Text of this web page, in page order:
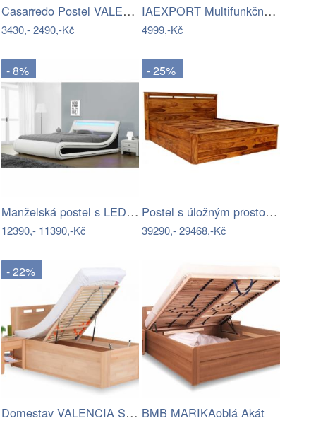
Casarredo Postel VALENCIA 90x200 s ÚP –…
3430,-2490,-Kč
IAEXPORT Multifunkční Michigan…
4999,-Kč
- 8%
Manželská postel s LED osvětlením…
12390,- 11390,-Kč
- 25%
Postel s úložným prostorem Tina 180x200…
39290,-29468,-Kč
- 22%
Domestav VALENCIA Senior | 90x200 BMB MARIKAoblá Akát